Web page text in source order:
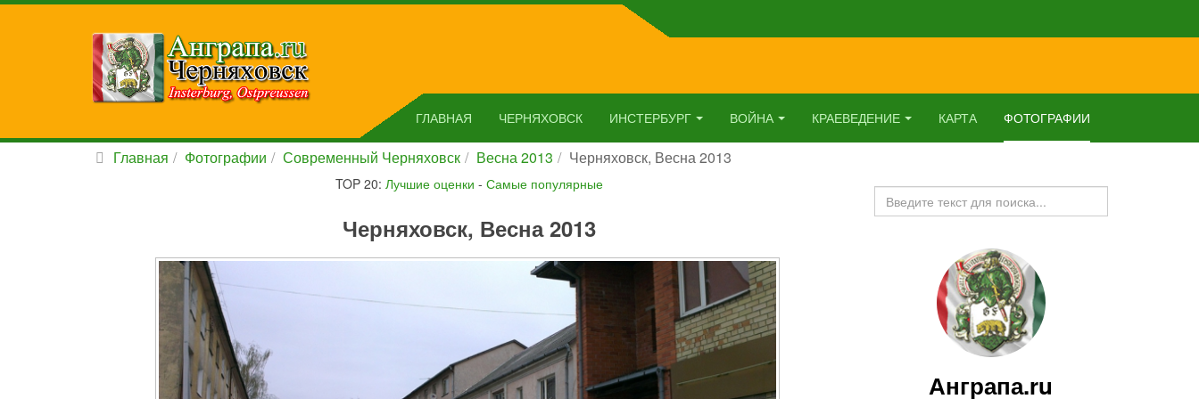
ГЛАВНАЯ ЧЕРНЯХОВСК ИНСТЕРБУРГ ВОЙНА КРАЕВЕДЕНИЕ КАРТА ФОТОГРАФИИ
Главная Фотографии Современный Черняховск Весна 2013 Черняховск, Весна 2013
TOP 20: Лучшие оценки - Самые популярные
Черняховск, Весна 2013
Искать...
Анграпа.ru